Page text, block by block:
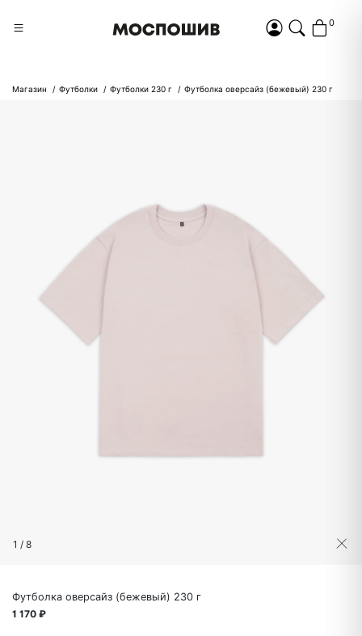
0
Магазин Футболки Футболки 230 г Футболка оверсайз (бежевый) 230 г
1 / 8
Футболка оверсайз (бежевый) 230 г
1 170 ₽